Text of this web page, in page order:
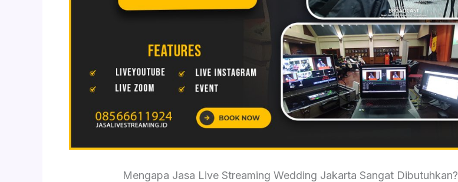
Mengapa Jasa Live Streaming Wedding Jakarta Sangat Dibutuhkan?